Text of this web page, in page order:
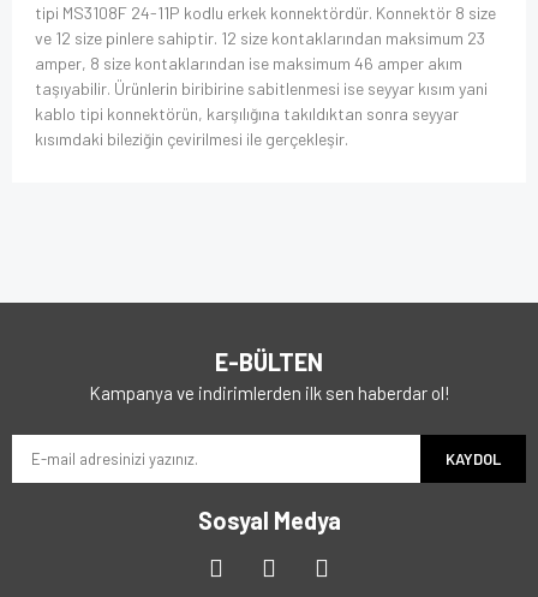
tipi MS3108F 24-11P kodlu erkek konnektördür. Konnektör 8 size
ve 12 size pinlere sahiptir. 12 size kontaklarından maksimum 23
amper, 8 size kontaklarından ise maksimum 46 amper akım
taşıyabilir. Ürünlerin biribirine sabitlenmesi ise seyyar kısım yani
kablo tipi konnektörün, karşılığına takıldıktan sonra seyyar
kısımdaki bileziğin çevirilmesi ile gerçekleşir.
E-BÜLTEN
Kampanya ve indirimlerden ilk sen haberdar ol!
KAYDOL
Sosyal Medya